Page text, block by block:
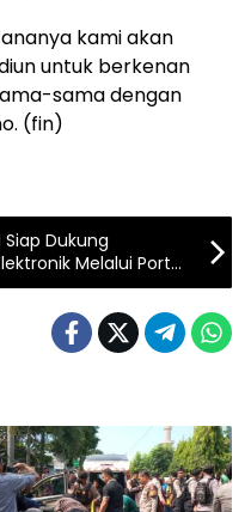
kami akan
untuk berkenan
sama dengan
(fin)
Dukung
Melalui Portal